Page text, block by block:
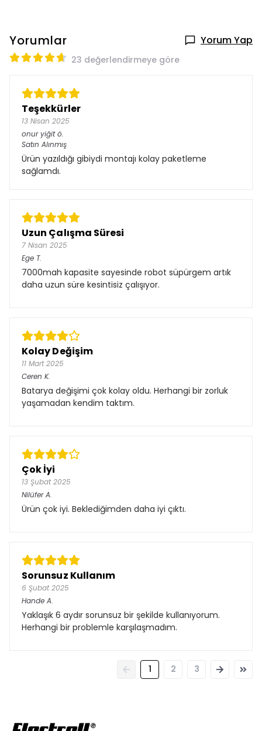
Yorumlar Yorum Yap
23 değerlendirmeye göre
Teşekkürler
13 Nisan 2025
onur yiğit ö.
Satın Alınmış
Ürün yazıldığı gibiydi montajı kolay paketleme
sağlamdı.
Uzun Çalışma Süresi
7 Nisan 2025
Ege T.
7000mah kapasite sayesinde robot süpürgem artık
daha uzun süre kesintisiz çalışıyor.
Kolay Değişim
11 Mart 2025
Ceren K.
Batarya değişimi çok kolay oldu. Herhangi bir zorluk
yaşamadan kendim taktım.
Çok İyi
13 Şubat 2025
Nilüfer A.
Ürün çok iyi. Beklediğimden daha iyi çıktı.
Sorunsuz Kullanım
6 Şubat 2025
Hande A.
Yaklaşık 6 aydır sorunsuz bir şekilde kullanıyorum.
Herhangi bir problemle karşılaşmadım.
1 2 3